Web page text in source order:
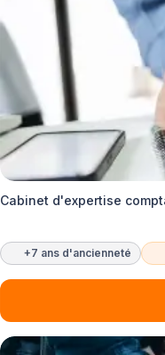
Cabinet d'expertise
+7 ans d'ancienneté